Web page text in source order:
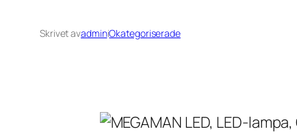
Skrivet avadminiOkategoriserade